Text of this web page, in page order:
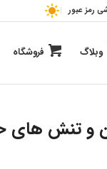
رمز عبور
وبلاگ فروشگاه
و تنش های